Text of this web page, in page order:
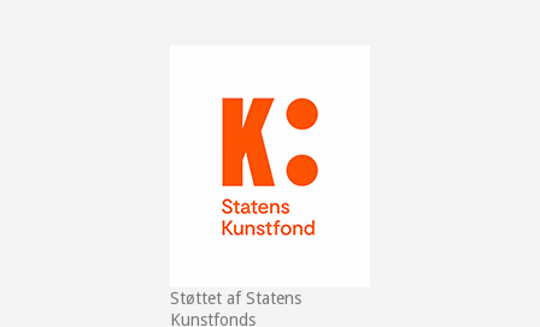
Støttet af Statens
Kunstfonds